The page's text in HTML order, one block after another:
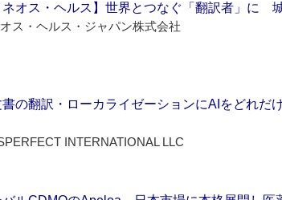
ネオス・ヘルス】世界とつなぐ「翻訳者」に
ス・ヘルス・ジャパン株式会社
の翻訳・ローカライゼーションにAIをどれだ
INTERNATIONAL LLC